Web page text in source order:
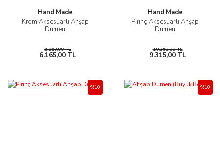
Hand Made
Krom Aksesuarlı Ahşap
Dümen
6.850,00 TL
6.165,00 TL
Hand Made
Pirinç Aksesuarlı Ahşap
Dümen
10.350,00 TL
9.315,00 TL
%10 %10